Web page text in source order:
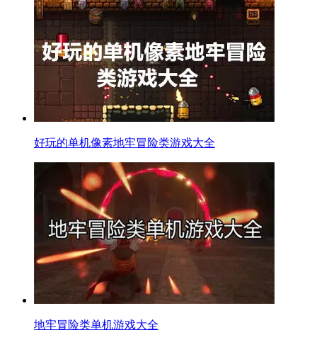
好玩的单机像素地牢冒险类游戏大全
地牢冒险类单机游戏大全